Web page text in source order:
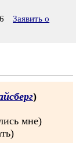
Заявить о
)
мне)